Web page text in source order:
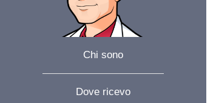
Chi sono
Dove ricevo